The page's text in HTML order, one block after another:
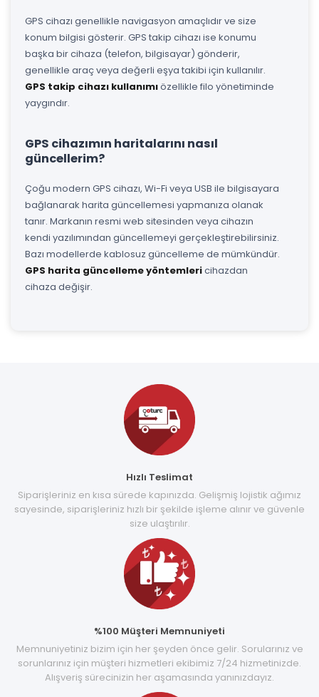
GPS cihazı genellikle navigasyon amaçlıdır ve size
konum bilgisi gösterir. GPS takip cihazı ise konumu
başka bir cihaza (telefon, bilgisayar) gönderir,
genellikle araç veya değerli eşya takibi için kullanılır.
GPS takip cihazı kullanımıözellikle filo yönetiminde
yaygındır.
GPS cihazımın haritalarını nasıl
güncellerim?
Çoğu modern GPS cihazı, Wi-Fi veya USB ile bilgisayara
bağlanarak harita güncellemesi yapmanıza olanak
tanır. Markanın resmi web sitesinden veya cihazın
kendi yazılımından güncellemeyi gerçekleştirebilirsiniz.
Bazı modellerde kablosuz güncelleme de mümkündür.
GPS harita güncelleme yöntemlericihazdan
cihaza değişir.
Hızlı Teslimat
Siparişleriniz en kısa sürede kapınızda. Gelişmiş lojistik ağımız
sayesinde, siparişleriniz hızlı bir şekilde işleme alınır ve güvenle
size ulaştırılır.
%100 Müşteri Memnuniyeti
Memnuniyetiniz bizim için her şeyden önce gelir. Sorularınız ve
sorunlarınız için müşteri hizmetleri ekibimiz 7/24 hizmetinizde.
Alışveriş sürecinizin her aşamasında yanınızdayız.